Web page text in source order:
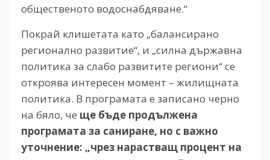
общественото водоснабдяване.“
Покрай клишетата като „балансирано
регионално развитие“, и „силна държавна
политика за слабо развитите региони“ се
откроява интересен момент – жилищната
политика. В програмата е записано черно
на бяло, че ще бъде продължена
програмата за саниране, но с важно
уточнение: „чрез нарастващ процент на